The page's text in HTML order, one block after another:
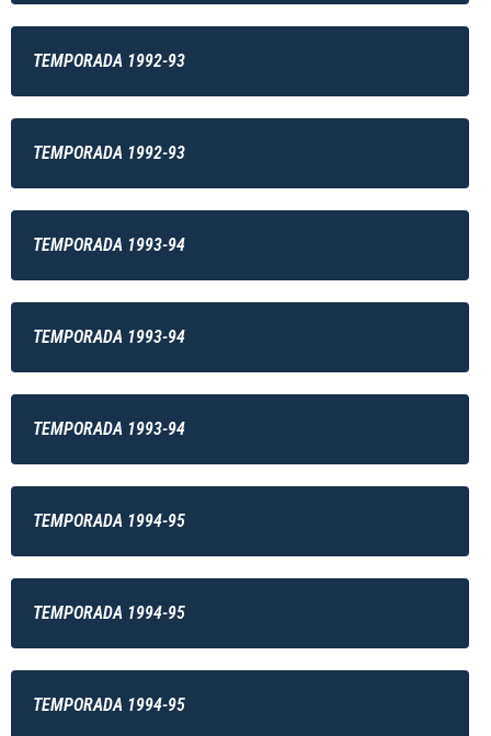
TEMPORADA 1992-93
TEMPORADA 1992-93
TEMPORADA 1993-94
TEMPORADA 1993-94
TEMPORADA 1993-94
TEMPORADA 1994-95
TEMPORADA 1994-95
TEMPORADA 1994-95